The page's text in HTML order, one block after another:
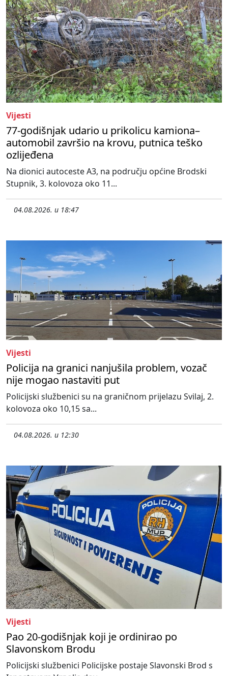
Vijesti
77-godišnjak udario u prikolicu kamiona–
automobil završio na krovu, putnica teško
ozlijeđena
Na dionici autoceste A3, na području općine Brodski
Stupnik, 3. kolovoza oko 11...
04.08.2026. u 18:47
Vijesti
Policija na granici nanjušila problem, vozač
nije mogao nastaviti put
Policijski službenici su na graničnom prijelazu Svilaj, 2.
kolovoza oko 10,15 sa...
04.08.2026. u 12:30
Vijesti
Pao 20-godišnjak koji je ordinirao po
Slavonskom Brodu
Policijski službenici Policijske postaje Slavonski Brod s